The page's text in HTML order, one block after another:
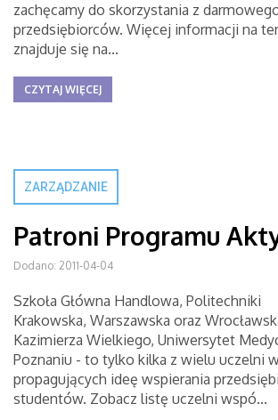
zachęcamy do skorzystania z
przedsiębiorców. Więcej informacji na
znajduje się na...
CZYTAJ WIĘCEJ
ZARZĄDZANIE
Patroni Programu
Dodano: 2011-04-04
Szkoła Główna Handlowa, Politechniki
Krakowska, Warszawska oraz
Kazimierza Wielkiego, Uniwersytet
Poznaniu - to tylko kilka z wielu uczelni
propagujących ideę wspierania
studentów. Zobacz listę uczelni wspó...